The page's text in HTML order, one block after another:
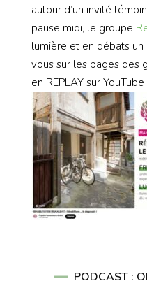
autour d’un invité
pause midi, le groupe
lumière et en débats un
vous sur les pages des
en REPLAY sur
PODCAST :